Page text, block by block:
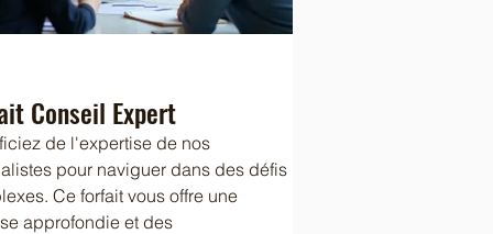
Conseil Expert
de l'expertise de nos
pour naviguer dans des défis
Ce forfait vous offre une
approfondie et des